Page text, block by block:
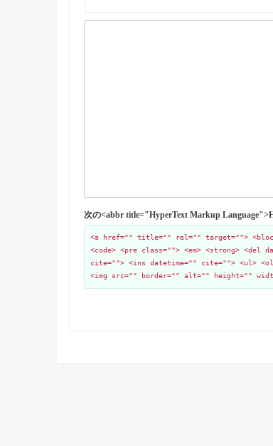
次の<abbr title="HyperText Markup
<a href="" title="" rel="" target="">
<code> <pre class=""> <em> <strong> <del
cite=""> <ins datetime="" cite=""> <ul>
<img src="" border="" alt="" height=""